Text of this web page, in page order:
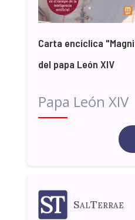
Carta encíclica
del papa León XIV
Papa León XIV
SalTerrae